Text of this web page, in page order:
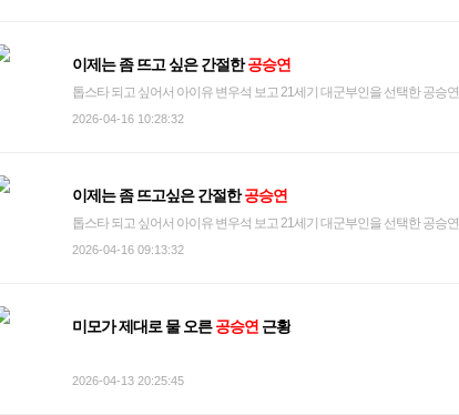
이제는 좀 뜨고 싶은 간절한공승연
톱스타 되고 싶어서 아이유 변우석 보고 21세기 대군부인을 선택한 공승연
2026-04-16 10:28:32
이제는 좀 뜨고싶은 간절한공승연
톱스타 되고 싶어서 아이유 변우석 보고 21세기 대군부인을 선택한 공승연
2026-04-16 09:13:32
미모가 제대로 물 오른공승연 근황
2026-04-13 20:25:45